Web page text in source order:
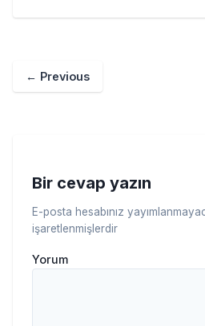
← Previous
Bir cevap yazın
E-posta hesabınız
işaretlenmişlerdir
Yorum